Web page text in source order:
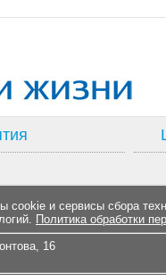
и сервисы сбора
Политика обработки
16